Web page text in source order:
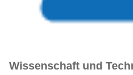
Wissenschaft und